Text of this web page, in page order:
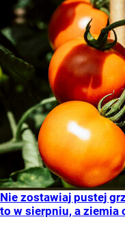
Nie zostawiaj pustej
to w sierpniu, a ziemia